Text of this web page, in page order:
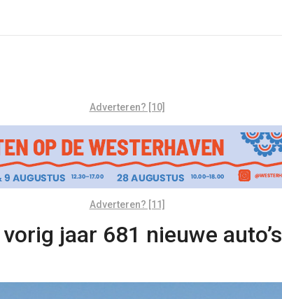
Adverteren? [10]
Adverteren? [11]
jaar 681 nieuwe auto’s